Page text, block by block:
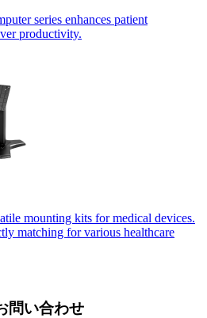
series enhances patient
productivity.
mounting kits for medical devices.
matching for various healthcare
問い合わせ